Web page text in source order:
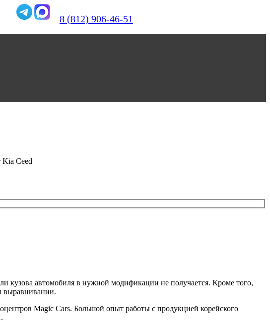
8 (812) 906-46-51
Ceed
кузова автомобиля в нужной модификации не получается. Кроме того,
выравнивании.
Magic Cars. Большой опыт работы с продукцией корейского